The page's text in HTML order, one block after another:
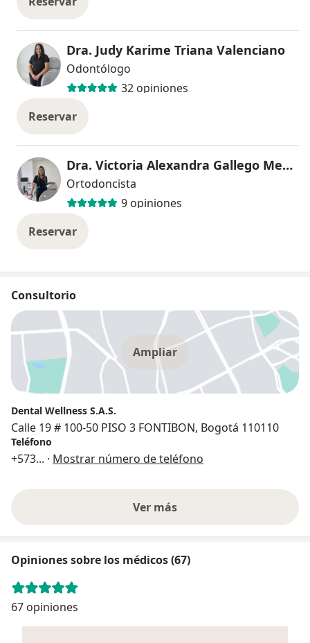
Dra. Judy Karime Triana Valenciano
Odontólogo
32 opiniones
Reservar
Dra. Victoria Alexandra Gallego Meneses
Ortodoncista
9 opiniones
Reservar
Consultorio
Ampliar
Dental Wellness S.A.S.
Calle 19 # 100-50 PISO 3 FONTIBON, Bogotá 110110
Teléfono
+573... · Mostrar número de teléfono
Ver más
Opiniones sobre los médicos (67)
67 opiniones